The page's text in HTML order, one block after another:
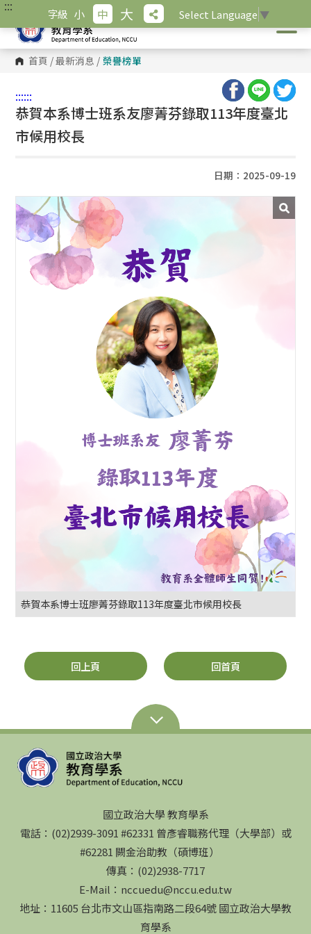
跳
主
內
容
::: 字級 小 中 大 Select Language ▼
首頁 /最新消息 / 榮譽榜單
::::::
恭賀本系博士班系友廖菁芬錄取113年度臺北
市候用校長
日期：2025-09-19
恭賀本系博士班廖菁芬錄取113年度臺北市候用校長
回上頁 回首頁
國立政治大學 教育學系
電話：(02)2939-3091 #62331 曾彥睿職務代理（大學部）或
#62281 闕金治助教（碩博班）
傳真：(02)2938-7717
E-Mail：nccuedu@nccu.edu.tw
地址：11605 台北市文山區指南路二段64號 國立政治大學教
育學系